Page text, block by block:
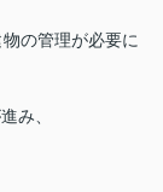
の管理が必要に
み、